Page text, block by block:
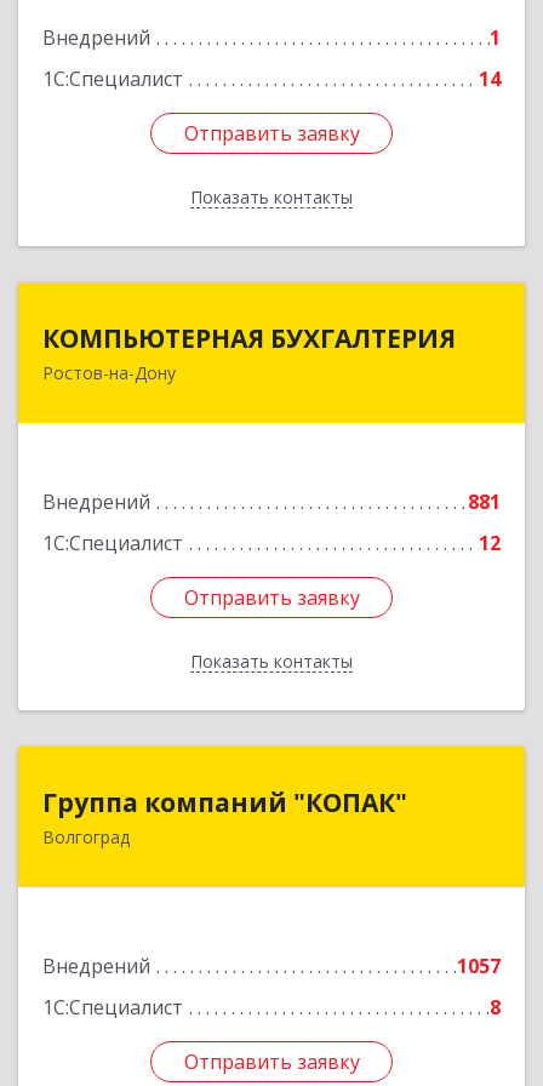
Внедрений
1
1С:Специалист
14
Отправить заявку
Показать контакты
Подробнее
Отправить заявку
Назад
КОМПЬЮТЕРНАЯ БУХГАЛТЕРИЯ
Ростов-на-Дону
Внедрений
881
1С:Специалист
12
Отправить заявку
Показать контакты
344002, Ростовская обл, Ростов-на-Дону г,
Отправить заявку
Назад
Группа компаний "КОПАК"
Волгоград
Внедрений
1057
1С:Специалист
8
Отправить заявку
Группа компаний "КОПАК"
400081, Волгоградская обл, Волгоград г,
Отправить заявку